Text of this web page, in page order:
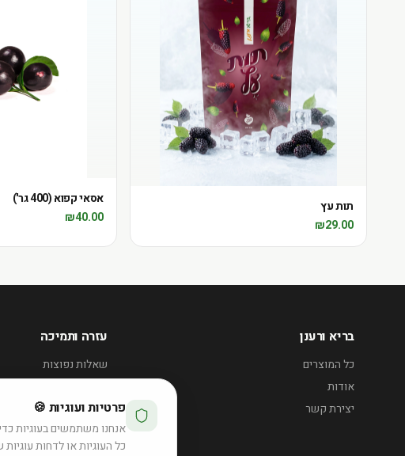
תות עץ
₪29.00
אסאי קפוא (400 גר')
₪40.00
פרטיות ועוגיות 🍪
אנחנו משתמשים בעוגיות
כל העוגיות או לדחות עוגיות
בריא ורענן
כל המוצרים
אודות
יצירת קשר
עזרה ותמיכה
שאלות נפוצות
office@bariv.co.il
· 050-3735357